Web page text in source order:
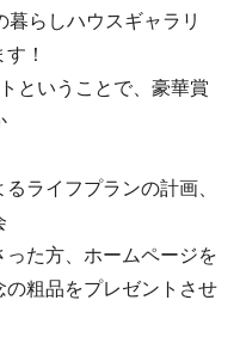
らしハウスギャラリ
！
ということで、豪華賞
ライフプランの計画、
た方、ホームページを
粗品をプレゼントさせ